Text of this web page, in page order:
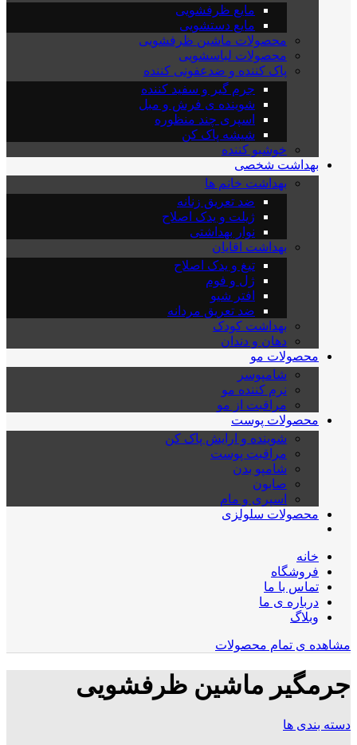
مایع ظرفشویی
مایع دستشویی
محصولات ماشین ظرفشویی
محصولات لباسشویی
پاک کننده و ضدعفونی کننده
جرم گیر و سفید کننده
شوینده ی فرش و مبل
اسپری چند منظوره
شیشه پاک کن
خوشبو کننده
بهداشت شخصی
بهداشت خانم ها
ضد تعریق زنانه
ژیلت و یدک اصلاح
نوار بهداشتی
بهداشت اقایان
تیغ و یدک اصلاح
ژل و فوم
افتر شیو
ضد تعریق مردانه
بهداشت کودک
دهان و دندان
محصولات مو
شامپوسر
نرم کننده مو
مراقبت از مو
محصولات پوست
شوینده و ارایش پاک کن
مراقبت پوست
شامپو بدن
صابون
اسپری و مام
محصولات سلولزی
خانه
فروشگاه
تماس با ما
درباره ی ما
وبلاگ
مشاهده ی تمام محصولات
جرمگیر ماشین ظرفشویی
دسته بندی ها